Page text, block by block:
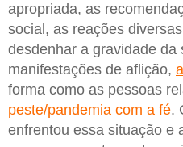
apropriada, as
social, as reações
desdenhar a gravidade da
manifestações de aflição,
forma como as pessoas
peste/pandemia com a fé.
enfrentou essa situação e